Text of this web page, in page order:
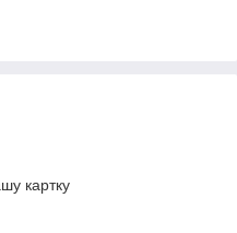
картку